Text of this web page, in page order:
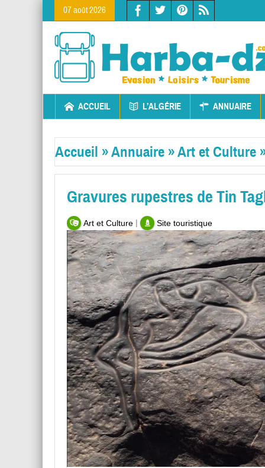
07 août 2026
ACCUEIL L’ALGÉRIE ANNUAIRE
Accueil »Annuaire »Art et Culture
Gravures rupestres de Tin
Art et Culture | Site touristique